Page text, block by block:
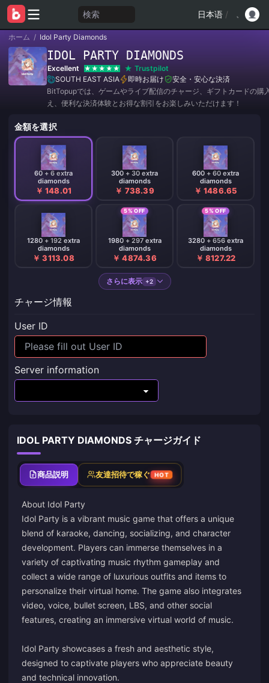
検索 日本语 /
ホーム / Idol Party Diamonds
IDOL PARTY DIAMONDS
Excellent
Trustpilot
SOUTH EAST ASIA
即時お届け
安全・安心な決済
BitTopupでは、ゲームやライブ配信のチャージ、ギフトカードの購
え、便利な決済体験とお得な割引をお楽しみいただけます！
金額を選択
60 + 6 extra
diamonds
￥ 148.01
300 + 30 extra
diamonds
￥ 738.39
600 + 60 extra
diamonds
￥ 1486.65
1280 + 192 extra
diamonds
￥ 3113.08
5% OFF
1980 + 297 extra
diamonds
￥ 4874.36
5% OFF
3280 + 656 extra
diamonds
￥ 8127.22
さらに表示 +2
チャージ情報
User ID
Server information
IDOL PARTY DIAMONDS チャージガイド
商品説明 友達招待で稼ぐ HOT
About Idol Party
Idol Party is a vibrant music game that offers a unique
blend of karaoke, dancing, socializing, and character
development. Players can immerse themselves in a
variety of captivating music rhythm gameplay and
collect a wide range of luxurious outfits and items to
personalize their virtual home. The game also integrates
video, voice, bullet screen, LBS, and other social
features, creating an immersive virtual world of music.
Idol Party showcases a fresh and aesthetic style,
designed to captivate players who appreciate beauty
and technical innovation.